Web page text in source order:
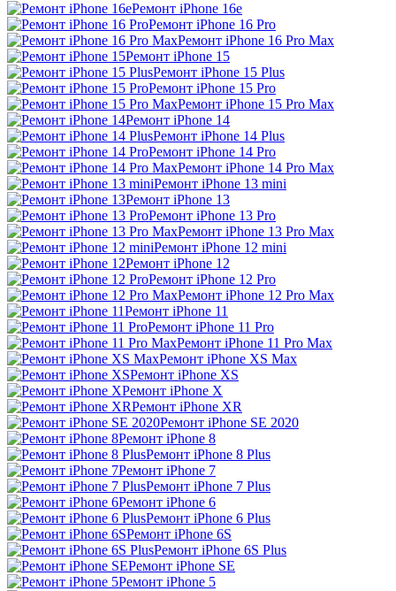
Ремонт iPhone 16e
Ремонт iPhone 16 Pro
Ремонт iPhone 16 Pro Max
Ремонт iPhone 15
Ремонт iPhone 15 Plus
Ремонт iPhone 15 Pro
Ремонт iPhone 15 Pro Max
Ремонт iPhone 14
Ремонт iPhone 14 Plus
Ремонт iPhone 14 Pro
Ремонт iPhone 14 Pro Max
Ремонт iPhone 13 mini
Ремонт iPhone 13
Ремонт iPhone 13 Pro
Ремонт iPhone 13 Pro Max
Ремонт iPhone 12 mini
Ремонт iPhone 12
Ремонт iPhone 12 Pro
Ремонт iPhone 12 Pro Max
Ремонт iPhone 11
Ремонт iPhone 11 Pro
Ремонт iPhone 11 Pro Max
Ремонт iPhone XS Max
Ремонт iPhone XS
Ремонт iPhone X
Ремонт iPhone XR
Ремонт iPhone SE 2020
Ремонт iPhone 8
Ремонт iPhone 8 Plus
Ремонт iPhone 7
Ремонт iPhone 7 Plus
Ремонт iPhone 6
Ремонт iPhone 6 Plus
Ремонт iPhone 6S
Ремонт iPhone 6S Plus
Ремонт iPhone SE
Ремонт iPhone 5